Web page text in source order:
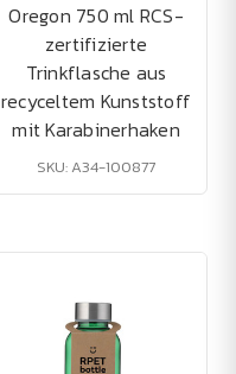
Oregon 750 ml RCS-
zertifizierte
Trinkflasche aus
recyceltem Kunststoff
mit Karabinerhaken
SKU: A34-100877